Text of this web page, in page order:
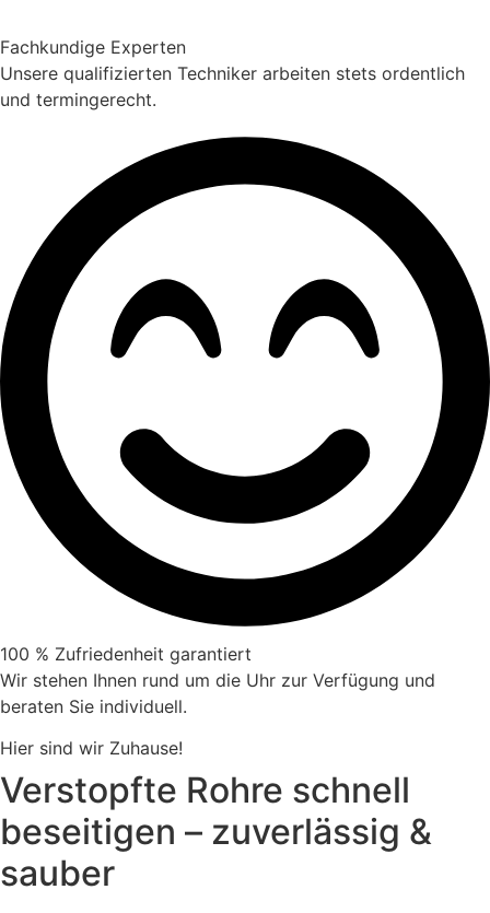
Fachkundige Experten
Unsere qualifizierten Techniker arbeiten stets ordentlich
und termingerecht.
100 % Zufriedenheit garantiert
Wir stehen Ihnen rund um die Uhr zur Verfügung und
beraten Sie individuell.
Hier sind wir Zuhause!
Verstopfte Rohre schnell
beseitigen – zuverlässig &
sauber